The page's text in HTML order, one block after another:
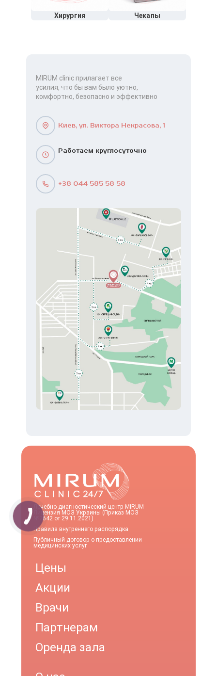
Хирургия Чекапы
MIRUM clinic прилагает все
усилия, что бы вам было уютно,
комфортно, безопасно и эффективно
Киев, ул. Виктора Некрасова, 1
Работаем круглосуточно
+38 044 585 58 58
Лечебно-диагностический центр MIRUM
Лицензия МОЗ Украины (Приказ МОЗ
№2642 от 29.11.2021)
Правила внутреннего распорядка
Публичный договор о предоставлении
медицинских услуг
Цены
Акции
Врачи
Партнерам
Оренда зала